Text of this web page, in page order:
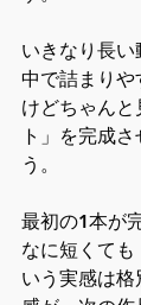
いきなり長
中で詰まりや
けどちゃん
ト」を完成
う。
最初の1本が
なに短くても
いう実感は